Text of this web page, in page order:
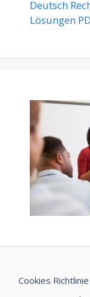
Deutsch
Lösungen
Cookies Richtlinie